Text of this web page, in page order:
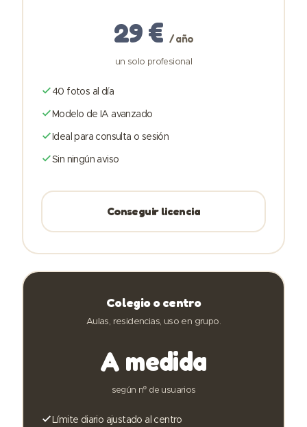
29 € / año
un solo profesional
40 fotos al día
Modelo de IA avanzado
Ideal para consulta o sesión
Sin ningún aviso
Conseguir licencia
Colegio o centro
Aulas, residencias, uso en grupo.
A medida
según nº de usuarios
Límite diario ajustado al centro